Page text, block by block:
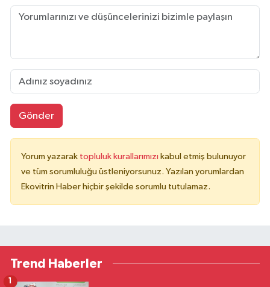
Gönder
Yorum yazarak topluluk kurallarımızı kabul etmiş bulunuyor
ve tüm sorumluluğu üstleniyorsunuz. Yazılan yorumlardan
Ekovitrin Haber hiçbir şekilde sorumlu tutulamaz.
Trend Haberler
1